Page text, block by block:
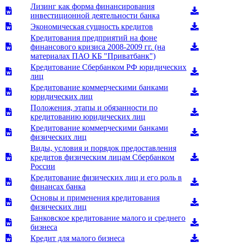
Лизинг как форма финансирования
инвестиционной деятельности банка
Экономическая сущность кредитов
Кредитования предприятий на фоне
финансового кризиса 2008-2009 гг. (на
материалах ПАО КБ "Приватбанк")
Кредитование Сбербанком РФ юридических
лиц
Кредитование коммерческими банками
юридических лиц
Положения, этапы и обязанности по
кредитованию юридических лиц
Кредитование коммерческими банками
физических лиц
Виды, условия и порядок предоставления
кредитов физическим лицам Сбербанком
России
Кредитование физических лиц и его роль в
финансах банка
Основы и применения кредитования
физических лиц
Банковское кредитование малого и среднего
бизнеса
Кредит для малого бизнеса